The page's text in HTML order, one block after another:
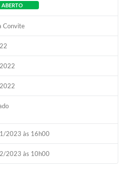
ABERTO
Convite
2023 às 16h00
2023 às 10h00